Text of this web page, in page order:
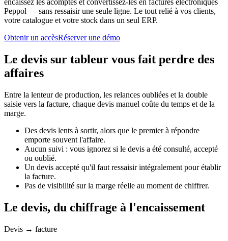
Peppol — sans ressaisir une seule ligne. Le tout relié à vos clients,
votre catalogue et votre stock dans un seul ERP.
Obtenir un accèsRéserver une démo
Le devis sur tableur vous fait perdre des
affaires
Entre la lenteur de production, les relances oubliées et la double
saisie vers la facture, chaque devis manuel coûte du temps et de la
marge.
Des devis lents à sortir, alors que le premier à répondre
emporte souvent l'affaire.
Aucun suivi : vous ignorez si le devis a été consulté, accepté
ou oublié.
Un devis accepté qu'il faut ressaisir intégralement pour établir
la facture.
Pas de visibilité sur la marge réelle au moment de chiffrer.
Le devis, du chiffrage à l'encaissement
Devis → facture